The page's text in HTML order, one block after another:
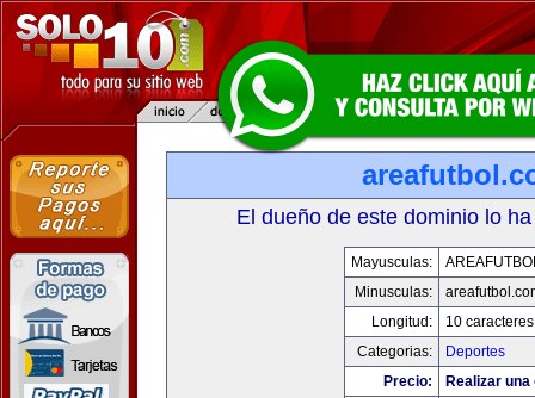
El dueño de este dominio lo
Mayusculas:
Minusculas:
Longitud:
10 caracteres
Categorias:
Deportes
Precio:
Realizar